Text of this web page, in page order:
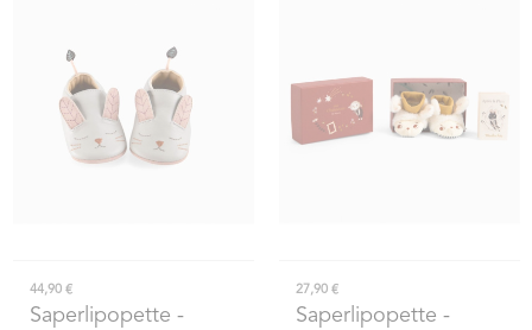
44,90 €
Saperlipopette -
27,90 €
Saperlipopette -